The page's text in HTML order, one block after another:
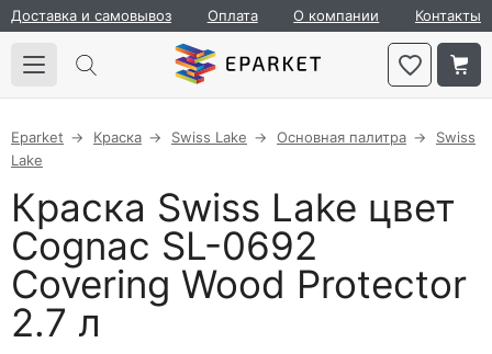
Доставка и самовывоз Оплата О компании Контакты
Eparket Краска Swiss Lake Основная палитра
Swiss
Lake
Краска Swiss Lake цвет
Cognac SL-0692
Covering Wood Protector
2.7 л